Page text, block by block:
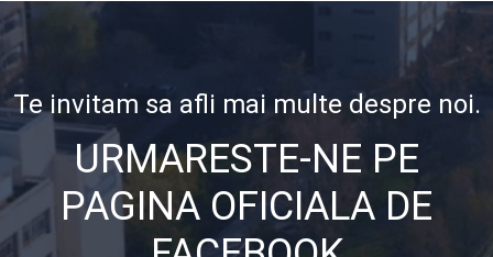
Te invitam sa afli mai multe despre noi.
URMARESTE-NE PE
PAGINA OFICIALA DE